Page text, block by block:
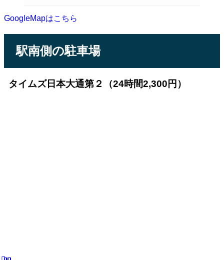
GoogleMapはこちら
駅南側の駐車場
タイムズ日本大通第２（24時間2,300円）